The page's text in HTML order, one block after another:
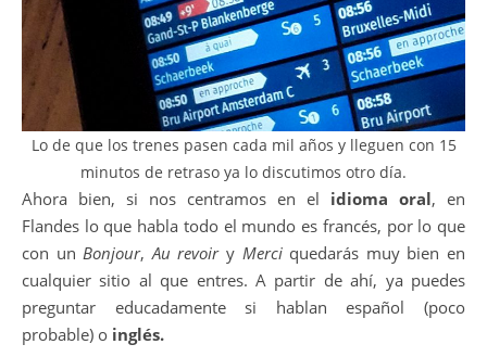
Lo de que los trenes pasen cada mil años y lleguen con 15
minutos de retraso ya lo discutimos otro día.
Ahora bien, si nos centramos en el idioma oral, en
Flandes lo que habla todo el mundo es francés, por lo que
con un Bonjour, Au revoiry Merciquedarás muy bien en
cualquier sitio al que entres. A partir de ahí, ya puedes
preguntar educadamente si hablan español (poco
probable) o inglés.